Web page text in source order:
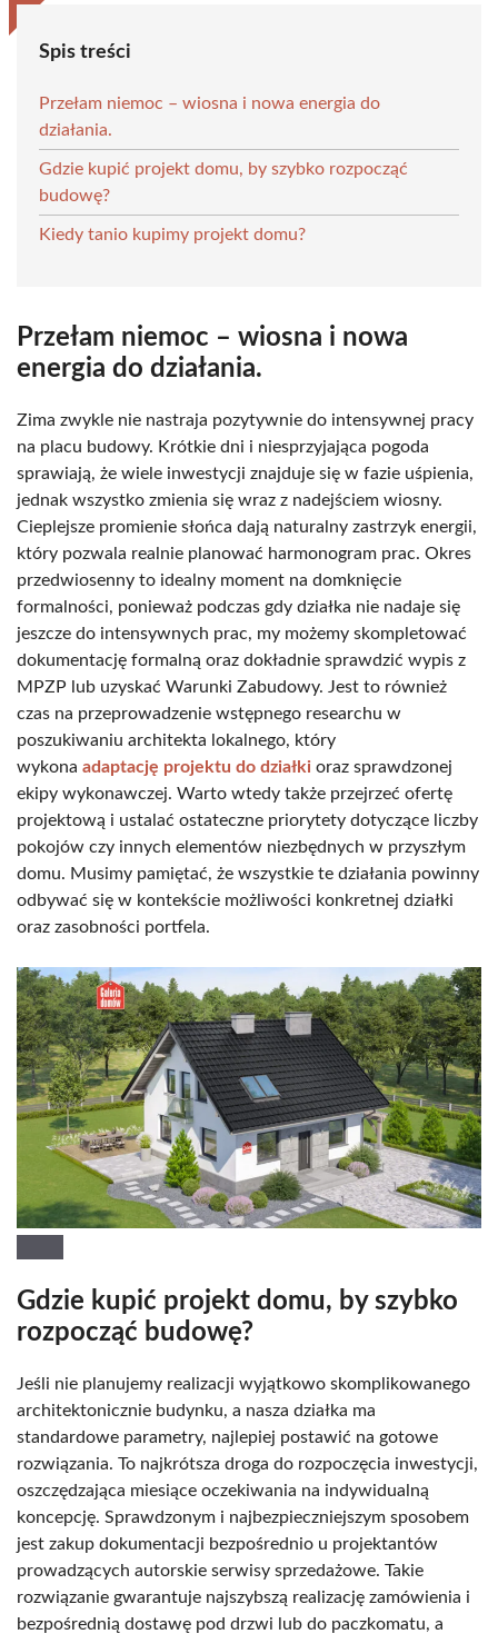
Spis treści
Przełam niemoc – wiosna i nowa energia do
działania.
Gdzie kupić projekt domu, by szybko rozpocząć
budowę?
Kiedy tanio kupimy projekt domu?
Przełam niemoc – wiosna i nowa
energia do działania.
Zima zwykle nie nastraja pozytywnie do intensywnej pracy
na placu budowy. Krótkie dni i niesprzyjająca pogoda
sprawiają, że wiele inwestycji znajduje się w fazie uśpienia,
jednak wszystko zmienia się wraz z nadejściem wiosny.
Cieplejsze promienie słońca dają naturalny zastrzyk energii,
który pozwala realnie planować harmonogram prac. Okres
przedwiosenny to idealny moment na domknięcie
formalności, ponieważ podczas gdy działka nie nadaje się
jeszcze do intensywnych prac, my możemy skompletować
dokumentację formalną oraz dokładnie sprawdzić wypis z
MPZP lub uzyskać Warunki Zabudowy. Jest to również
czas na przeprowadzenie wstępnego researchu w
poszukiwaniu architekta lokalnego, który
wykona adaptację projektu do działki oraz sprawdzonej
ekipy wykonawczej. Warto wtedy także przejrzeć ofertę
projektową i ustalać ostateczne priorytety dotyczące liczby
pokojów czy innych elementów niezbędnych w przyszłym
domu. Musimy pamiętać, że wszystkie te działania powinny
odbywać się w kontekście możliwości konkretnej działki
oraz zasobności portfela.
Gdzie kupić projekt domu, by szybko
rozpocząć budowę?
Jeśli nie planujemy realizacji wyjątkowo skomplikowanego
architektonicznie budynku, a nasza działka ma
standardowe parametry, najlepiej postawić na gotowe
rozwiązania. To najkrótsza droga do rozpoczęcia inwestycji,
oszczędzająca miesiące oczekiwania na indywidualną
koncepcję. Sprawdzonym i najbezpieczniejszym sposobem
jest zakup dokumentacji bezpośrednio u projektantów
prowadzących autorskie serwisy sprzedażowe. Takie
rozwiązanie gwarantuje najszybszą realizację zamówienia i
bezpośrednią dostawę pod drzwi lub do paczkomatu, a